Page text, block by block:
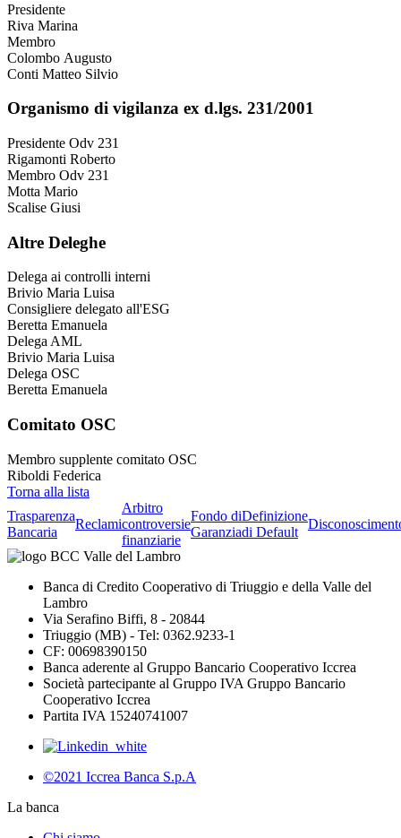
Presidente
Riva Marina
Membro
Colombo Augusto
Conti Matteo Silvio
Organismo di vigilanza ex d.lgs. 231/2001
Presidente Odv 231
Rigamonti Roberto
Membro Odv 231
Motta Mario
Scalise Giusi
Altre Deleghe
Delega ai controlli interni
Brivio Maria Luisa
Consigliere delegato all'ESG
Beretta Emanuela
Delega AML
Brivio Maria Luisa
Delega OSC
Beretta Emanuela
Comitato OSC
Membro supplente comitato OSC
Riboldi Federica
Torna alla lista
Trasparenza
Bancaria
Reclami
Arbitro
controversie
finanziarie
Fondo di
Garanzia
Definizione
di Default
Banca di Credito Cooperativo di Triuggio e della Valle del
Lambro
Via Serafino Biffi, 8 - 20844
Triuggio (MB) - Tel: 0362.9233-1
CF: 00698390150
Banca aderente al Gruppo Bancario Cooperativo Iccrea
Società partecipante al Gruppo IVA Gruppo Bancario
Cooperativo Iccrea
Partita IVA 15240741007
©2021 Iccrea Banca S.p.A
La banca